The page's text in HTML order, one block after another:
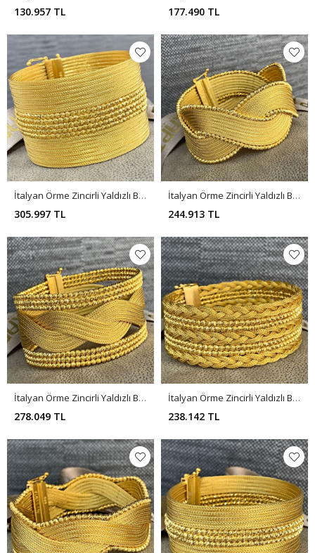
130.957 TL 177.490 TL
İtalyan Örme Zincirli Yaldızlı Bileklik BL0144
305.997 TL
İtalyan Örme Zincirli Yaldızlı Bileklik BL0143
244.913 TL
İtalyan Örme Zincirli Yaldızlı Bileklik BL0142
278.049 TL
İtalyan Örme Zincirli Yaldızlı Bileklik BL0141
238.142 TL